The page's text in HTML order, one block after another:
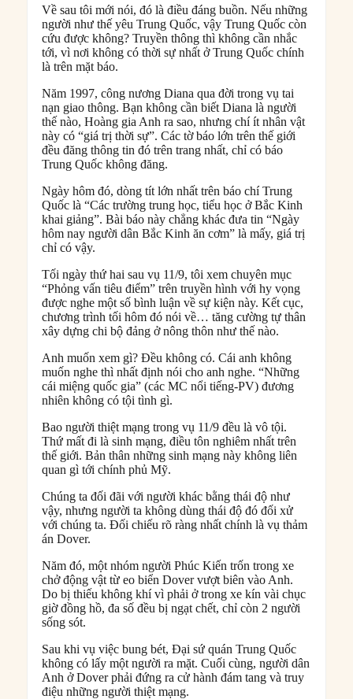
Về sau tôi mới nói, đó là điều đáng buồn. Nếu những
người như thế yêu Trung Quốc, vậy Trung Quốc còn
cứu được không? Truyền thông thì không cần nhắc
tới, vì nơi không có thời sự nhất ở Trung Quốc chính
là trên mặt báo.
Năm 1997, công nương Diana qua đời trong vụ tai
nạn giao thông. Bạn không cần biết Diana là người
thế nào, Hoàng gia Anh ra sao, nhưng chí ít nhân vật
này có “giá trị thời sự”. Các tờ báo lớn trên thế giới
đều đăng thông tin đó trên trang nhất, chỉ có báo
Trung Quốc không đăng.
Ngày hôm đó, dòng tít lớn nhất trên báo chí Trung
Quốc là “Các trường trung học, tiểu học ở Bắc Kinh
khai giảng”. Bài báo này chẳng khác đưa tin “Ngày
hôm nay người dân Bắc Kinh ăn cơm” là mấy, giá trị
chỉ có vậy.
Tối ngày thứ hai sau vụ 11/9, tôi xem chuyên mục
“Phỏng vấn tiêu điểm” trên truyền hình với hy vọng
được nghe một số bình luận về sự kiện này. Kết cục,
chương trình tối hôm đó nói về… tăng cường tự thân
xây dựng chi bộ đảng ở nông thôn như thế nào.
Anh muốn xem gì? Đều không có. Cái anh không
muốn nghe thì nhất định nói cho anh nghe. “Những
cái miệng quốc gia” (các MC nổi tiếng-PV) đương
nhiên không có tội tình gì.
Bao người thiệt mạng trong vụ 11/9 đều là vô tội.
Thứ mất đi là sinh mạng, điều tôn nghiêm nhất trên
thế giới. Bản thân những sinh mạng này không liên
quan gì tới chính phủ Mỹ.
Chúng ta đối đãi với người khác bằng thái độ như
vậy, nhưng người ta không dùng thái độ đó đối xử
với chúng ta. Đối chiếu rõ ràng nhất chính là vụ thảm
án Dover.
Năm đó, một nhóm người Phúc Kiến trốn trong xe
chở động vật từ eo biển Dover vượt biên vào Anh.
Do bị thiếu không khí vì phải ở trong xe kín vài chục
giờ đồng hồ, đa số đều bị ngạt chết, chỉ còn 2 người
sống sót.
Sau khi vụ việc bung bét, Đại sứ quán Trung Quốc
không có lấy một người ra mặt. Cuối cùng, người dân
Anh ở Dover phải đứng ra cử hành đám tang và truy
điệu những người thiệt mạng.